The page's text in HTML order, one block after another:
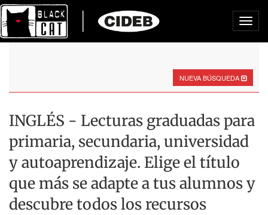
NUEVA BÚSQUEDA
INGLÉS - Lecturas graduadas para
primaria, secundaria, universidad
y autoaprendizaje. Elige el título
que más se adapte a tus alumnos y
descubre todos los recursos